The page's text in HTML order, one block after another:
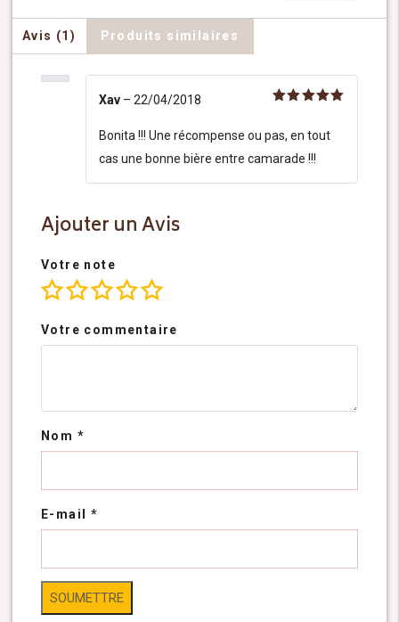
sur 5
basé sur
notation
client
Avis (1) Produits similaires
Xav – 22/04/2018
Bonita !!! Une récompense ou pas, en tout
cas une bonne bière entre camarade !!!
Ajouter un Avis
Votre note
Votre commentaire
Nom *
E-mail *